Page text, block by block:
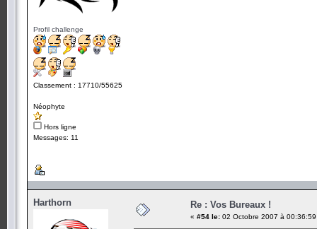
Profil challenge
Classement : 17710/55625
Néophyte
Hors ligne
Messages: 11
Harthorn Re : Vos Bureaux !
« #54 le: 02 Octobre 2007 à